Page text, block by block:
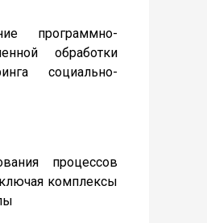
программно-
обработки
социально-
процессов
комплексы